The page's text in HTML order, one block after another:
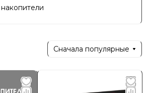
Сначала популярные